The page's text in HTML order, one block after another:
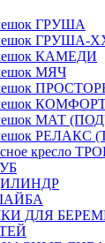
ГРУША
ГРУША-
КАМЕДИ
МЯЧ
мешок МАТ
кресло
ДЛЯ